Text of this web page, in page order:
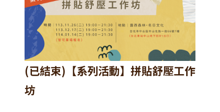
(已結束)【系列活動】拼貼舒壓工作
坊